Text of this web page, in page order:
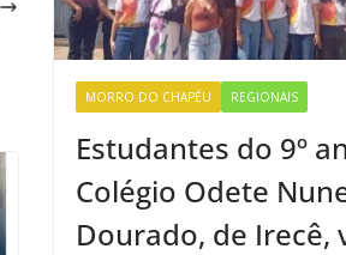
MORRO DO CHAPÉU REGIONAIS
Estudantes do 9º
Colégio Odete
Dourado, de Irecê,